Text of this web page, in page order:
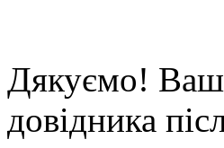
Дякуємо!
довідника